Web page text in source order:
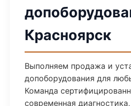
Красноярск
Выполняем продажа и
допоборудования для
Команда
современная